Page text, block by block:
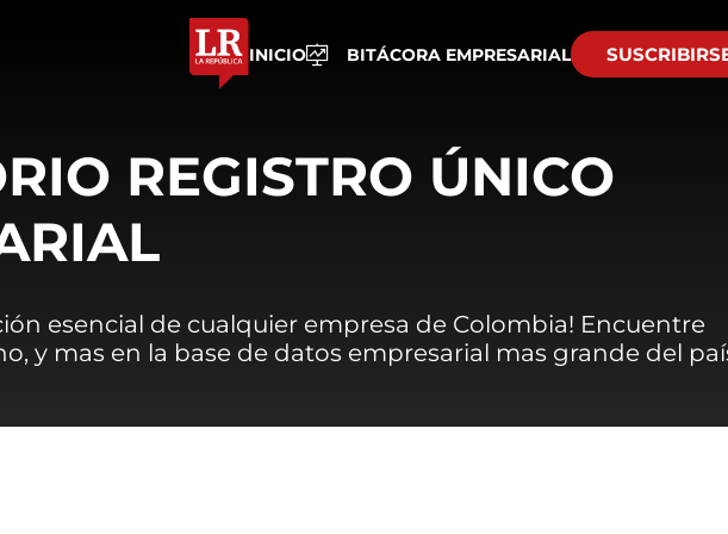
INICIO BITÁCORA EMPRESARIAL
REGISTRO ÚNICO
esencial de cualquier empresa de Colombia! Encuentre
y mas en la base de datos empresarial mas grande del